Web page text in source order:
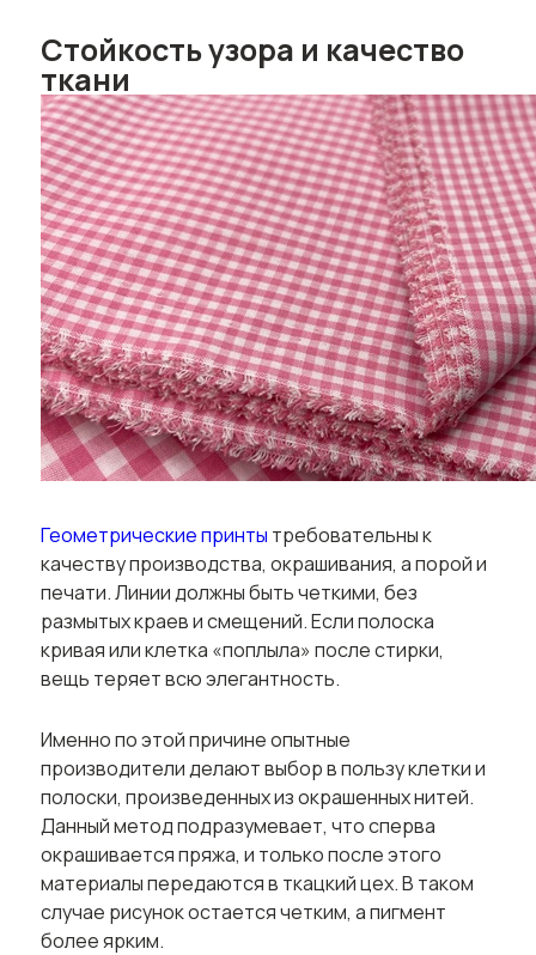
Стойкость узора и качество
ткани
Геометрические принты требовательны к
качеству производства, окрашивания, а порой и
печати. Линии должны быть четкими, без
размытых краев и смещений. Если полоска
кривая или клетка «поплыла» после стирки,
вещь теряет всю элегантность.
Именно по этой причине опытные
производители делают выбор в пользу клетки и
полоски, произведенных из окрашенных нитей.
Данный метод подразумевает, что сперва
окрашивается пряжа, и только после этого
материалы передаются в ткацкий цех. В таком
случае рисунок остается четким, а пигмент
более ярким.